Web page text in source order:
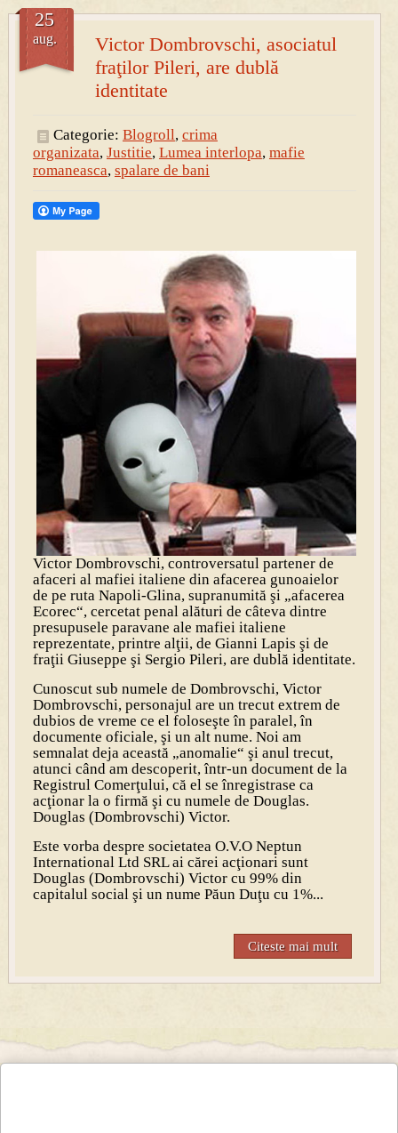
Victor Dombrovschi, asociatul
fraţilor Pileri, are dublă
identitate
25
aug.
Categorie: Blogroll, crima
organizata, Justitie, Lumea interlopa, mafie
romaneasca, spalare de bani
Victor Dombrovschi, controversatul partener de
afaceri al mafiei italiene din afacerea gunoaielor
de pe ruta Napoli-Glina, supranumită şi „afacerea
Ecorec“, cercetat penal alături de câteva dintre
presupusele paravane ale mafiei italiene
reprezentate, printre alţii, de Gianni Lapis şi de
fraţii Giuseppe şi Sergio Pileri, are dublă identitate.
Cunoscut sub numele de Dombrovschi, Victor
Dombrovschi, personajul are un trecut extrem de
dubios de vreme ce el foloseşte în paralel, în
documente oficiale, şi un alt nume. Noi am
semnalat deja această „anomalie“ şi anul trecut,
atunci când am descoperit, într-un document de la
Registrul Comerţului, că el se înregistrase ca
acţionar la o firmă şi cu numele de Douglas.
Douglas (Dombrovschi) Victor.
Este vorba despre societatea O.V.O Neptun
International Ltd SRL ai cărei acţionari sunt
Douglas (Dombrovschi) Victor cu 99% din
capitalul social şi un nume Păun Duţu cu 1%...
Citeste mai mult